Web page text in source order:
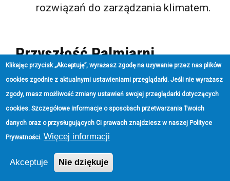
rozwiązań do zarządzania klimatem.
Przyszłość Palmiarni
Nowa Palmiarnia Poznańska ma szansę
stać się wzorem dla podobnych obiektów
w Europie. Planowane zmiany pozwolą
nie tylko zachować unikatową kolekcję
roślin, ale również stworzyć miejsce
Klikając przycisk „Akceptuję”, wyrażasz zgodę na używanie przez nas plików
cookies zgodnie z aktualnymi ustawieniami przeglądarki. Jeśli nie wyrażasz
zgody, masz możliwość zmiany ustawień swojej przeglądarki dotyczących
cookies. Szczegółowe informacje o sposobach przetwarzania Twoich
danych oraz o przysługujących Ci prawach znajdziesz w naszej Polityce
Prywatności. Więcej informacji
Akceptuje Nie dziękuje